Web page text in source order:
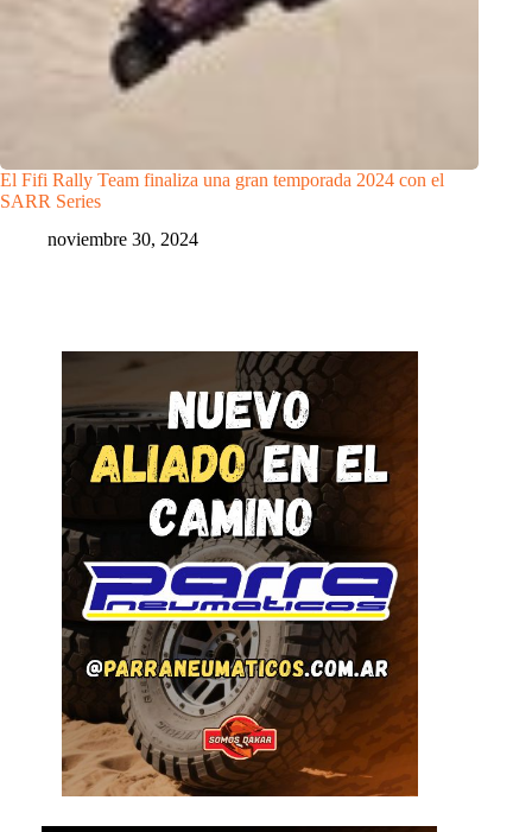
El Fifi Rally Team finaliza una gran temporada 2024 con el
SARR Series
noviembre 30, 2024